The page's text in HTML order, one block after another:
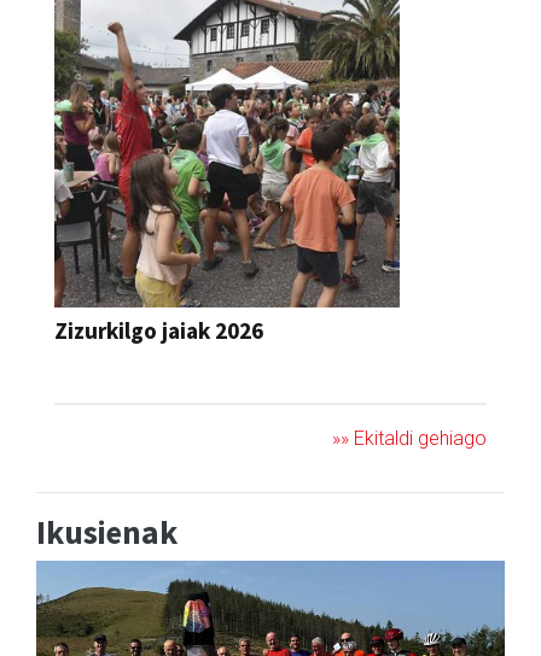
Zizurkilgo jaiak 2026
»» Ekitaldi gehiago
Ikusienak